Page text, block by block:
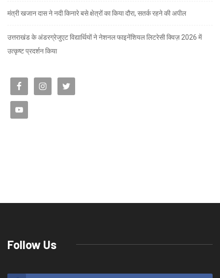
मंत्री खजान दास ने नदी किनारे बसे क्षेत्रों का किया दौरा, सतर्क रहने की अपील
उत्तराखंड के अंडरग्रेजुएट विद्यार्थियों ने नेशनल फाइनेंशियल लिटरेसी क्विज़ 2026 में
उत्कृष्ट प्रदर्शन किया
Follow Us